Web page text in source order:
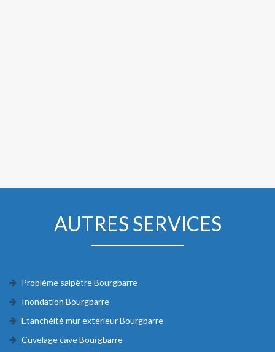
AUTRES SERVICES
Problème salpêtre Bourgbarre
Inondation Bourgbarre
Etanchéité mur extérieur Bourgbarre
Cuvelage cave Bourgbarre